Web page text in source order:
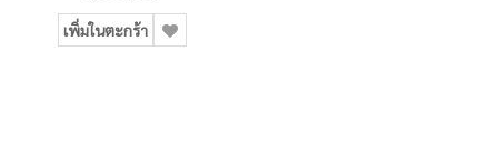
เพิ่มในตะกร้า